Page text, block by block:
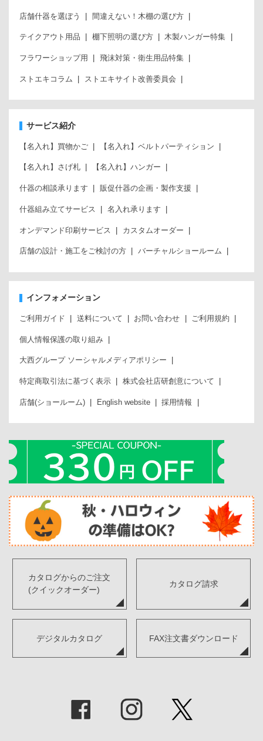
店舗什器を選ぼう 間違えない！木棚の選び方
テイクアウト用品 棚下照明の選び方 木製ハンガー特集
フラワーショップ用 飛沫対策・衛生用品特集
ストエキコラム ストエキサイト改善委員会
サービス紹介
【名入れ】買物かご 【名入れ】ベルトパーティション
【名入れ】さげ札 【名入れ】ハンガー
什器の相談承ります 販促什器の企画・製作支援
什器組み立てサービス 名入れ承ります
オンデマンド印刷サービス カスタムオーダー
店舗の設計・施工をご検討の方 バーチャルショールーム
インフォメーション
ご利用ガイド 送料について お問い合わせ ご利用規約
個人情報保護の取り組み
大西グループ ソーシャルメディアポリシー
特定商取引法に基づく表示 株式会社店研創意について
店舗(ショールーム) English website 採用情報
カタログからのご注文
(クイックオーダー)
カタログ請求
デジタルカタログ FAX注文書ダウンロード